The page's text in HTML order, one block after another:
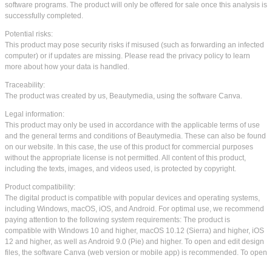
software programs. The product will only be offered for sale once this analysis is
successfully completed.
Potential risks:
This product may pose security risks if misused (such as forwarding an infected
computer) or if updates are missing. Please read the privacy policy to learn
more about how your data is handled.
Traceability:
The product was created by us, Beautymedia, using the software Canva.
Legal information:
This product may only be used in accordance with the applicable terms of use
and the general terms and conditions of Beautymedia. These can also be found
on our website. In this case, the use of this product for commercial purposes
without the appropriate license is not permitted. All content of this product,
including the texts, images, and videos used, is protected by copyright.
Product compatibility:
The digital product is compatible with popular devices and operating systems,
including Windows, macOS, iOS, and Android. For optimal use, we recommend
paying attention to the following system requirements: The product is
compatible with Windows 10 and higher, macOS 10.12 (Sierra) and higher, iOS
12 and higher, as well as Android 9.0 (Pie) and higher. To open and edit design
files, the software Canva (web version or mobile app) is recommended. To open